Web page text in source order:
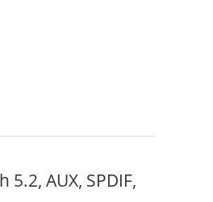
AUX, SPDIF,